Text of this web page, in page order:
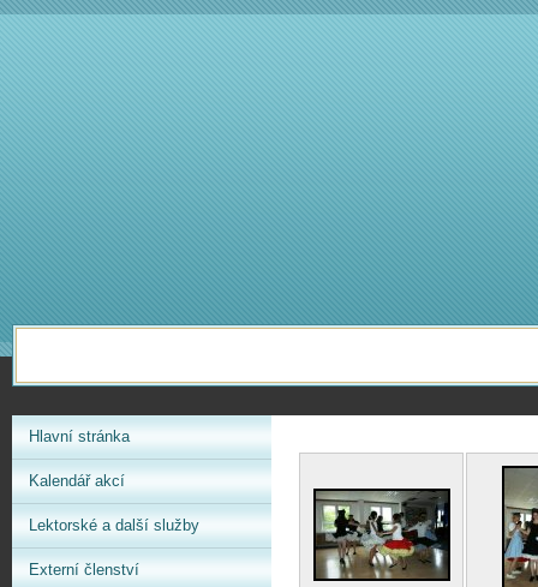
Hlavní stránka
Kalendář akcí
Lektorské a další služby
Externí členství